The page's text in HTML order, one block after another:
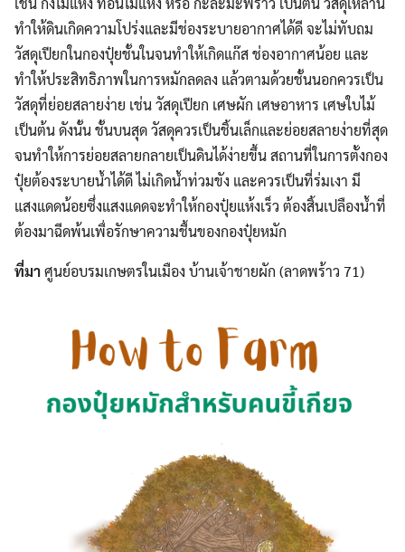
ทำให้ดินเกิดความโปร่งและมีช่องระบายอากาศได้ดี จะไม่ทับถม
วัสดุเปียกในกองปุ๋ยชั้นในจนทำให้เกิดแก๊ส ช่องอากาศน้อย และ
ทำให้ประสิทธิภาพในการหมักลดลง แล้วตามด้วยชั้นนอกควรเป็น
วัสดุที่ย่อยสลายง่าย เช่น วัสดุเปียก เศษผัก เศษอาหาร เศษใบไม้
เป็นต้น ดังนั้น ชั้นบนสุด วัสดุควรเป็นชิ้นเล็กและย่อยสลายง่ายที่สุด
จนทำให้การย่อยสลายกลายเป็นดินได้ง่ายขึ้น สถานที่ในการตั้งกอง
ปุ๋ยต้องระบายน้ำได้ดี ไม่เกิดน้ำท่วมขัง และควรเป็นที่ร่มเงา มี
แสงแดดน้อยซึ่งแสงแดดจะทำให้กองปุ๋ยแห้งเร็ว ต้องสิ้นเปลืองน้ำที่
ต้องมาฉีดพ้นเพื่อรักษาความชื้นของกองปุ๋ยหมัก
ที่มาศูนย์อบรมเกษตรในเมือง บ้านเจ้าชายผัก (ลาดพร้าว 71)